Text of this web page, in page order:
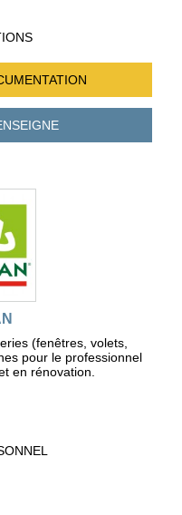
(fenêtres, volets,
pour le professionnel
en rénovation.